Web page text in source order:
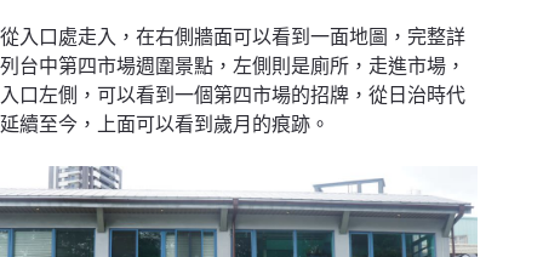
從入口處走入，在右側牆面可以看到一面地圖，完整詳
列台中第四市場週圍景點，左側則是廁所，走進市場，
入口左側，可以看到一個第四市場的招牌，從日治時代
延續至今，上面可以看到歲月的痕跡。